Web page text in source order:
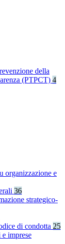
della
(PTPCT) 4
organizzazione e
36
strategico-
di condotta 25
imprese